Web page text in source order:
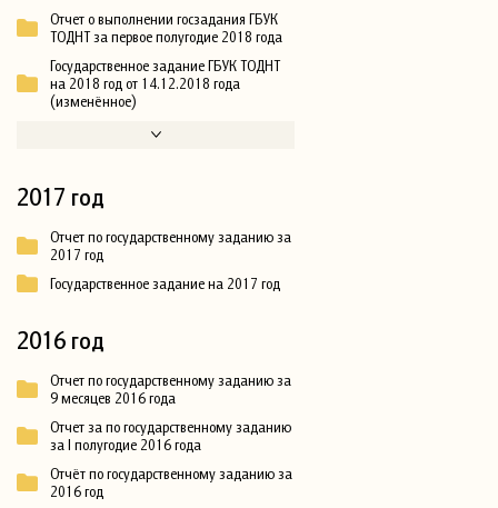
Отчет о выполнении госзадания ГБУК
ТОДНТ за первое полугодие 2018 года
Государственное задание ГБУК ТОДНТ
на 2018 год от 14.12.2018 года
(изменённое)
2017 год
Отчет по государственному заданию за
2017 год
Государственное задание на 2017 год
2016 год
Отчет по государственному заданию за
9 месяцев 2016 года
Отчет за по государственному заданию
за I полугодие 2016 года
Отчёт по государственному заданию за
2016 год